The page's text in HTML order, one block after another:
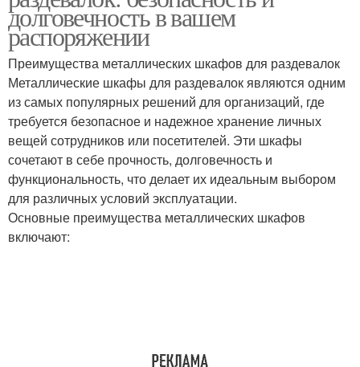
Шкафчик для
раздевалки
Решения для
раздевалок
Шкафы для раздевалки Системы в раздевалках
Мебели для раздевалки
долговечность в вашем
распоряжении
Преимущества металлических шкафов для раздевалок
Металлические шкафы для раздевалок являются одним
из самых популярных решений для организаций, где
требуется безопасное и надежное хранение личных
вещей сотрудников или посетителей. Эти шкафы
сочетают в себе прочность, долговечность и
функциональность, что делает их идеальным выбором
для различных условий эксплуатации.
Основные преимущества металлических шкафов
включают: